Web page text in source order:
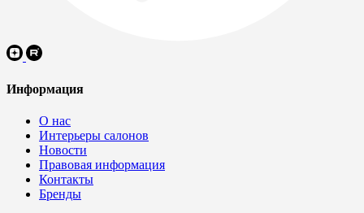
Информация
О нас
Интерьеры салонов
Новости
Правовая информация
Контакты
Бренды